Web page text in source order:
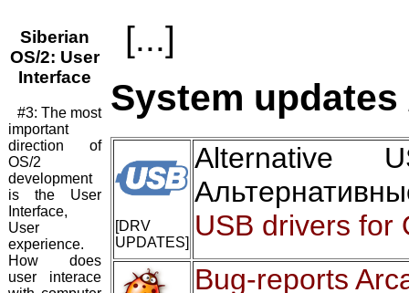
Siberian
OS/2: User
Interface
#3: The most
important
direction of
OS/2
development
is the User
Interface,
User
experience.
How does
user interace
[...]
System
[DRV
UPDATES]
USB drivers for
Bug-reports